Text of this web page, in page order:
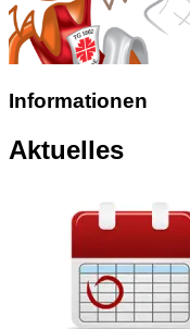
Informationen
Aktuelles